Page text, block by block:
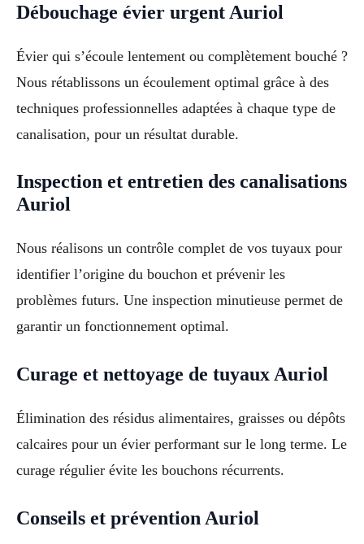
Débouchage évier urgent Auriol
Évier qui s’écoule lentement ou complètement bouché ?
Nous rétablissons un écoulement optimal grâce à des
techniques professionnelles adaptées à chaque type de
canalisation, pour un résultat durable.
Inspection et entretien des canalisations
Auriol
Nous réalisons un contrôle complet de vos tuyaux pour
identifier l’origine du bouchon et prévenir les
problèmes futurs. Une inspection minutieuse permet de
garantir un fonctionnement optimal.
Curage et nettoyage de tuyaux Auriol
Élimination des résidus alimentaires, graisses ou dépôts
calcaires pour un évier performant sur le long terme. Le
curage régulier évite les bouchons récurrents.
Conseils et prévention Auriol